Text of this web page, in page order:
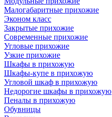
Малогабаритные прихожие
Эконом класс
Закрытые прихожие
Современные прихожие
Угловые прихожие
Узкие прихожие
Шкафы в прихожую
Шкафы-купе в прихожую
Угловой шкаф в прихожую
Недорогие шкафы в прихожую
Пеналы в прихожую
Обувницы